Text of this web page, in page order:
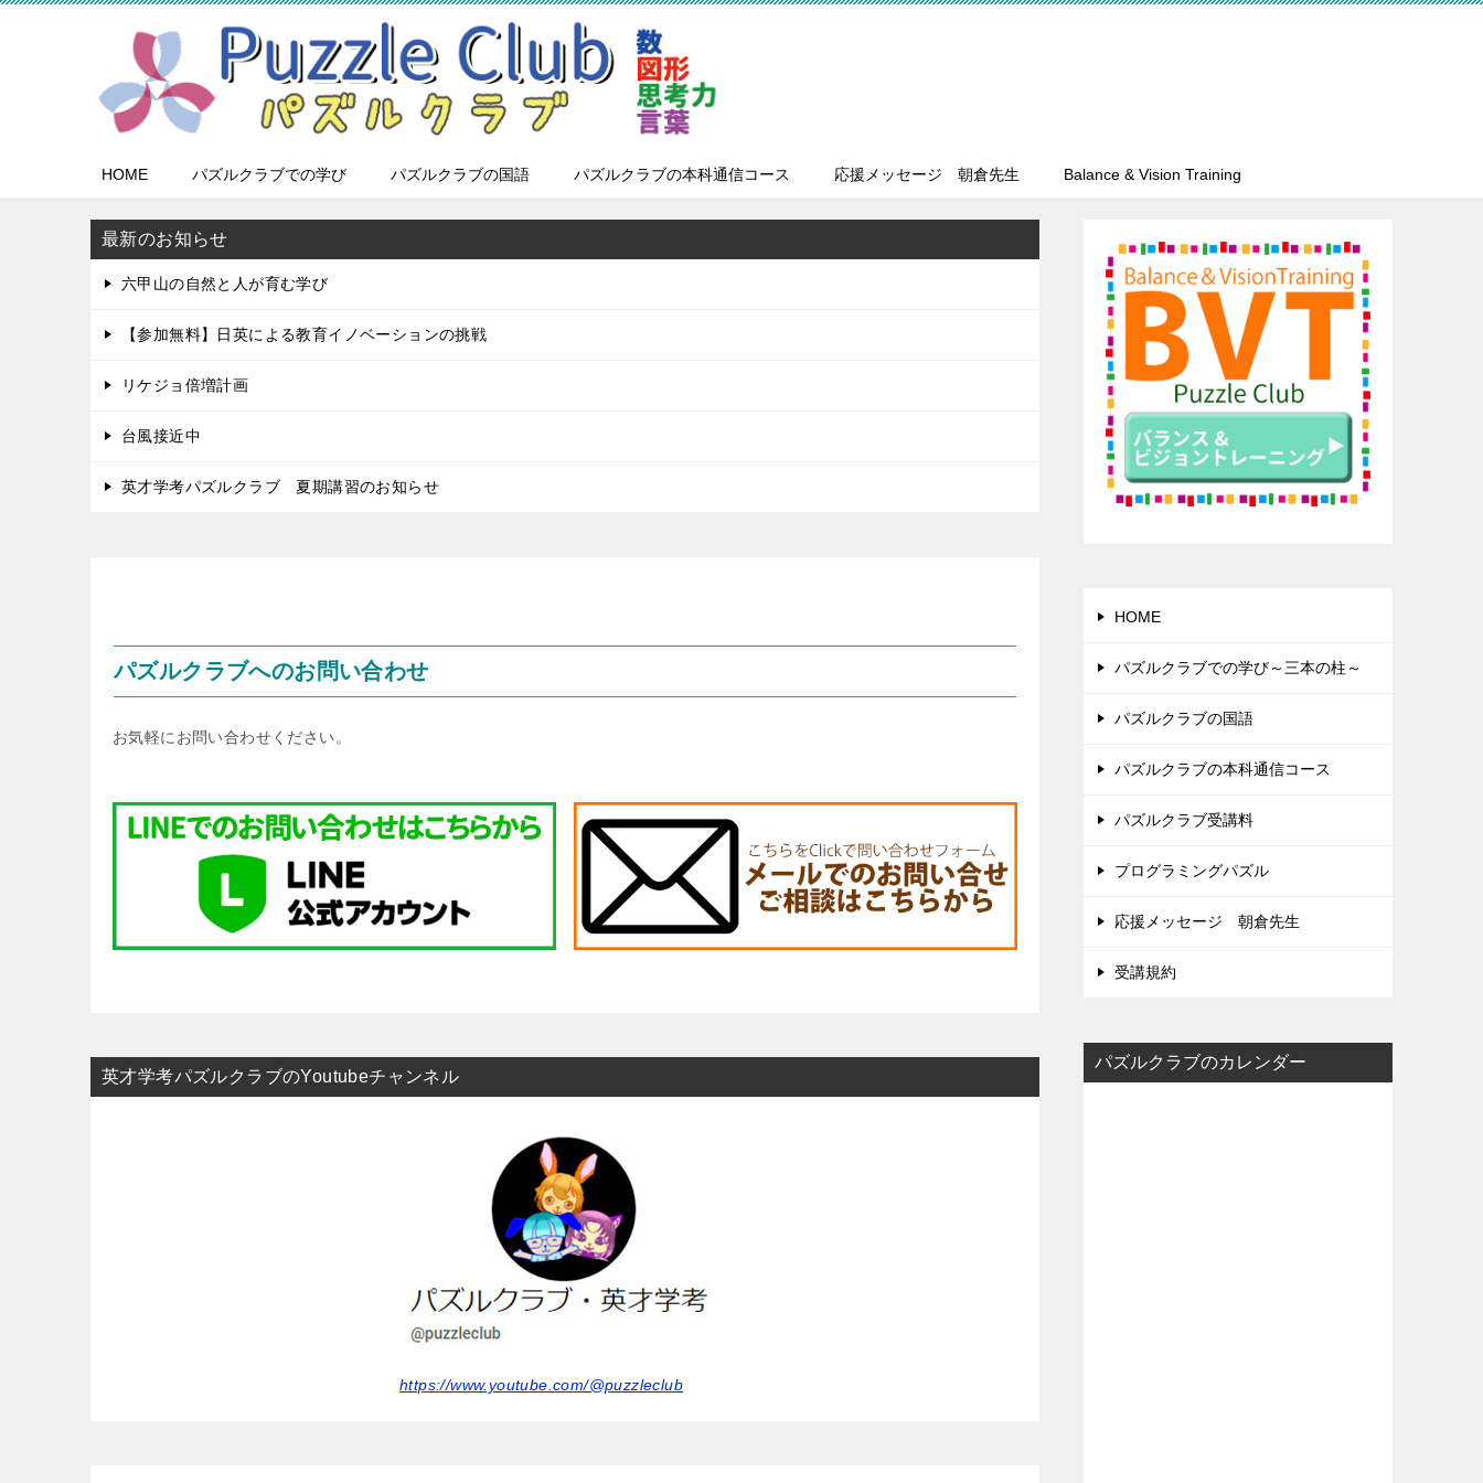
HOME パズルクラブでの学び パズルクラブの国語 パズルクラブの本科通信コース 応援メッセージ 朝倉先生 Balance & Vision Training
最新のお知らせ
六甲山の自然と人が育む学び
【参加無料】日英による教育イノベーションの挑戦
リケジョ倍増計画
台風接近中
英才学考パズルクラブ 夏期講習のお知らせ
パズルクラブへのお問い合わせ
お気軽にお問い合わせください。
英才学考パズルクラブのYoutubeチャンネル
https://www.youtube.com/@puzzleclub
HOME
パズルクラブでの学び～三本の柱～
パズルクラブの国語
パズルクラブの本科通信コース
パズルクラブ受講料
プログラミングパズル
応援メッセージ 朝倉先生
受講規約
パズルクラブのカレンダー